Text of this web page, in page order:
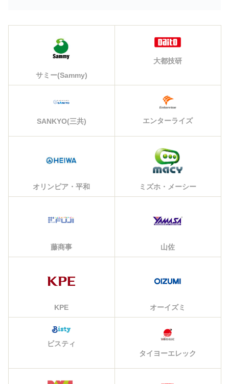
サミー(Sammy)
大都技研
SANKYO(三共) エンターライズ
オリンピア・平和 ミズホ・メーシー
藤商事 山佐
KPE オーイズミ
ビスティ
タイヨーエレック